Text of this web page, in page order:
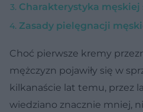
Charakterystyka męskiej
Zasady pielęgnacji
Choć pierwsze kremy
mężczyzn pojawiły się w
kilkanaście lat temu, przez
wiedziano znacznie mniej,